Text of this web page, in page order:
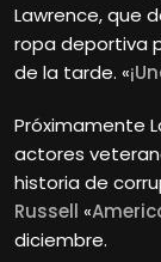
Lawrence, que
ropa deportiva
de la tarde. «
Próximamente
actores
historia de
Russell «
diciembre.